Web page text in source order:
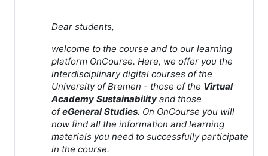
Dear students,
welcome to the course and to our learning
platform OnCourse. Here, we offer you the
interdisciplinary digital courses of the
University of Bremen - those of the Virtual
Academy Sustainability and those
ofeGeneral Studies. On OnCourse you will
now find all the information and learning
materials you need to successfully participate
in the course.